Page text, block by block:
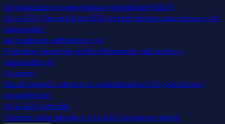
Optimalizace pro generativní vyhledávače (GEO)
Co je GEO, čím se liší od SEO a které taktiky zajistí citace v AI
odpovědích.
Jak sledovat viditelnost v AI
Podrobný návod, jak měřit přítomnost vaší značky v
odpovědích AI.
AI pojmy
Glosář pojmů z oblasti AI vyhledávání a GEO, vysvětlený
srozumitelně.
AI & GEO tutoriály
Všechny naše návody k AI a GEO na jednom místě.